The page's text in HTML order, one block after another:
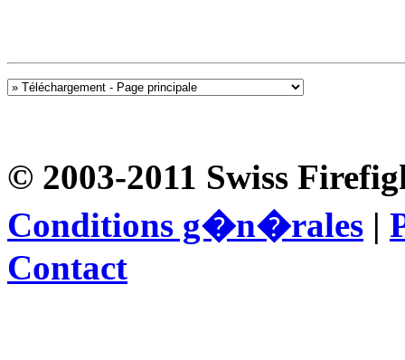
© 2003-2011 Swiss
Conditions g�n�rales |
Contact